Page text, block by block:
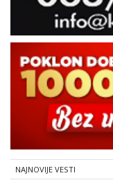
NAJNOVIJE VESTI